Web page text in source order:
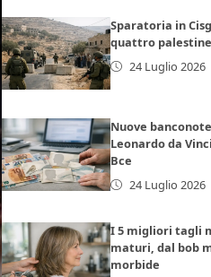
Sparatoria in
quattro
24 Luglio 2026
Nuove
Leonardo da
Bce
24 Luglio 2026
I 5 migliori tagli
maturi, dal bob
morbide